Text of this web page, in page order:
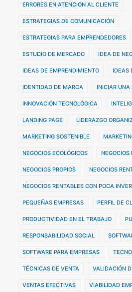
ERRORES EN ATENCIÓN AL CLIENTE
ESTRATEGIAS DE COMUNICACIÓN
ESTRATEGIAS PARA EMPRENDEDORES
ESTUDIO DE MERCADO IDEA DE
IDEAS DE EMPRENDIMIENTO IDEAS
IDENTIDAD DE MARCA INICIAR UNA
INNOVACIÓN TECNOLÓGICA
LANDING PAGE LIDERAZGO
MARKETING SOSTENIBLE
NEGOCIOS ECOLÓGICOS NEGOCIOS
NEGOCIOS PROPIOS NEGOCIOS
NEGOCIOS RENTABLES CON POCA
PEQUEÑAS EMPRESAS PERFIL DE
PRODUCTIVIDAD EN EL TRABAJO
RESPONSABILIDAD SOCIAL
SOFTWARE PARA EMPRESAS
TÉCNICAS DE VENTA VALIDACIÓN
VENTAS EFECTIVAS VIABILIDAD